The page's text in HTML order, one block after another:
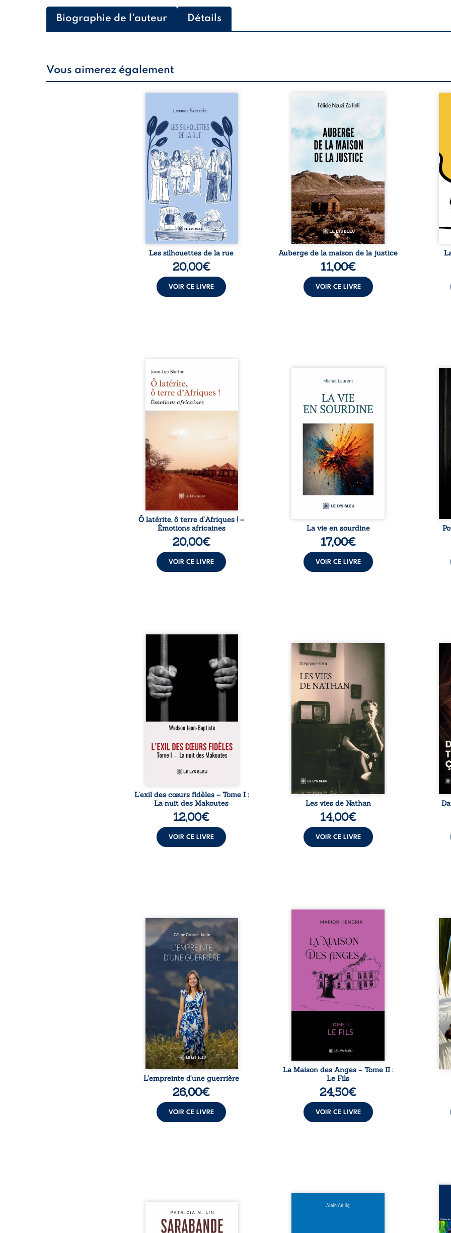
Biographie de l'auteur Détails
Vous aimerez également
donne la parole à six
personnages ordinaires,
traversés par des pensées, des
émotions et des silences qui
pourraient appartenir à
chacun de nous. À travers
leurs parcours, ce roman invite
à porter un regard différent
sur celles et ceux qui nous
entourent, à deviner ce qui se
cache derrière les apparences
et à s’ouvrir au fourmillement
sensible de notre ...
Les silhouettes de la rue
20,00€
VOIR CE LIVRE
Auberge de la maison de la
parcours exemplaire de Mbala
Zi Nkuaku Lema Félix.
Magistrat intègre, fervent
défenseur des droits humains
et de l’indépendance
judiciaire, il voit sa carrière de
trente-quatre ans brutalement
brisée par une révocation
arbitraire en 2009, plongeant
sa vie dans un chaos matériel
et moral. À ...
Auberge de la maison de la justice
11,00€
VOIR CE LIVRE
le
Ô latérite, ô terre d’Afriques !
est un hommage poétique et
authentique aux paysages, aux
rencontres et aux émotions
brutes d’un continent en
reconstruction, entre
souvenirs intimes – la pluie à
Namoungou, le baobab de
Zagtouli – aux portraits
marquants – Thomas Sankara,
Hamadoun Dicko, le Vieux
Biokou – l’auteur partage des
instantanés ...
Ô latérite, ô terre d’Afriques ! –
Émotions africaines
20,00€
VOIR CE LIVRE
Nina et Pierre se sont
presque par hasard, et se sont
aimés simplement, persuadés
que la présence de l’autre
suffirait. Ils mènent une
existence modeste, rythmée
par le travail, la fatigue et les
silences. La mort de la mère de
Nina, chez qui ils vivent,
fragilise un équilibre déjà
précaire. Puis vient la
naissance de leur enfant, et le
basculement. ...
La vie en sourdine
17,00€
VOIR CE LIVRE
la
ont
la
« Une nuit suffit parfois pour
briser une famille… mais
certaines fidélités traversent
les années. » Haïti, sous la
dictature des Duvalier. La peur
s’étend jusque dans les
villages les plus reculés. À
Bainet, Jean-Joël Joli mène une
existence paisible avec sa
famille. Chef de section
respecté, il refuse pourtant de
fermer les yeux sur l’injustice.
Mais, dans un ...
L’exil des cœurs fidèles – Tome I :
La nuit des Makoutes
12,00€
VOIR CE LIVRE
Les vies de Nathan est un
recueil de poésie né en trois
la première fois, Stéphane Ezra,
médium, a pu communiquer
avec son père, disparu depuis
plus de vingt ans et qu’il n’a
jamais connu. De ce dialogue
par-delà la mort naissent des
poèmes qui retracent une vie
marquée par la Seconde
Guerre mondiale, une identité
juive brisée, la guerre ...
Les vies de Nathan
14,00€
VOIR CE LIVRE
À
ce
Que reste-t-il de l’enfance
lorsque la maladie impose ses
propres règles ? L’empreinte
d’une guerrière livre, sans
détour, le récit d’un quotidien
bouleversé par la maladie
chronique, l’errance médicale
et de longues hospitalisations.
L’auteure y raconte ce que les
dossiers médicaux taisent : la
peur, l’isolement, l’épuisement
et le sentiment de ne pas ...
L’empreinte d’une guerrière
26,00€
VOIR CE LIVRE
Nous sommes en 1979, soit 15
patriarche Anatole-Eustache.
La famille devra affronter non
seulement un inconnu qui rôde
autour du domaine et dont
Firmin, le fidèle majordome,
redoute les visites, le passé
encombrant d’Anatole-
Eustache, la malédiction
familiale, mais aussi la toute-
puissance de Gauthier. Mais
comment dompter cet enfant
avant qu’il ...
La Maison des Anges – Tome II :
Le Fils
24,50€
VOIR CE LIVRE
Au
eux,
Aux chants crépitants de l’été,
Sous le silence ouaté de la
neige en hiver, Au cours de
Et si le naufrage n’avait pas
La
de